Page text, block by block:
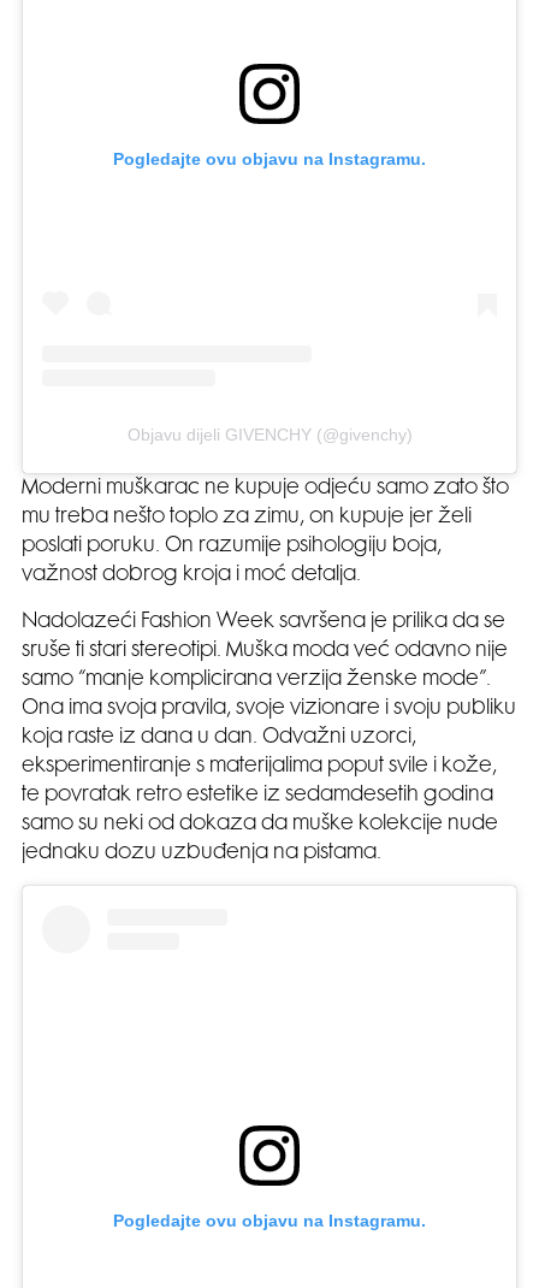
Pogledajte ovu objavu na Instagramu.
Objavu dijeli GIVENCHY (@givenchy)
Moderni muškarac ne kupuje odjeću samo zato što
mu treba nešto toplo za zimu, on kupuje jer želi
poslati poruku. On razumije psihologiju boja,
važnost dobrog kroja i moć detalja.
Nadolazeći Fashion Week savršena je prilika da se
sruše ti stari stereotipi. Muška moda već odavno nije
samo “manje komplicirana verzija ženske mode”.
Ona ima svoja pravila, svoje vizionare i svoju publiku
koja raste iz dana u dan. Odvažni uzorci,
eksperimentiranje s materijalima poput svile i kože,
te povratak retro estetike iz sedamdesetih godina
samo su neki od dokaza da muške kolekcije nude
jednaku dozu uzbuđenja na pistama.
Pogledajte ovu objavu na Instagramu.